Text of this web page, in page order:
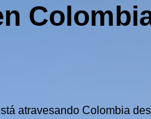
atravesando Colombia